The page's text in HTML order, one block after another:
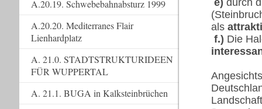
als
f.) Die
A.20.19. Schwebebahnabsturz 1999
A.20.20. Mediterranes Flair
Lienhardplatz
A. 21.0. STADTSTRUKTURIDEEN
FÜR WUPPERTAL
A. 21.1. BUGA in Kalksteinbrüchen